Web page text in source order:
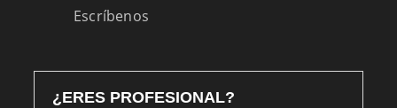
Escríbenos
¿ERES PROFESIONAL?